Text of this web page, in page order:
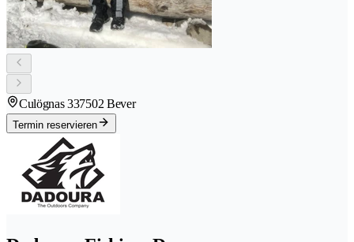
Culögnas 337502 Bever
Termin reservieren